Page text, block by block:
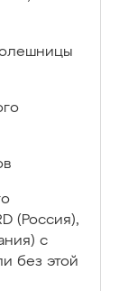
(Россия),
с
без этой